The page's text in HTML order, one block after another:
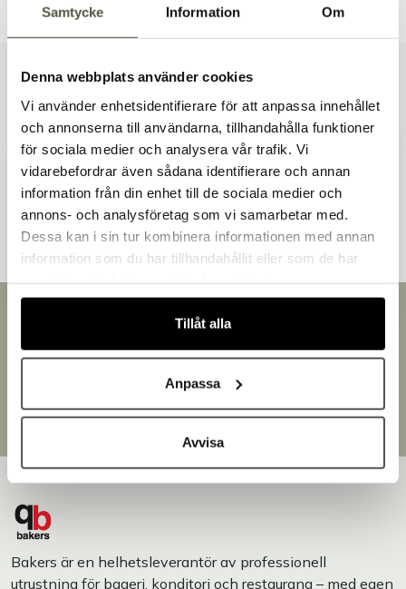
Samtycke Information Om
Denna webbplats använder cookies
Vi använder enhetsidentifierare för att anpassa innehållet
och annonserna till användarna, tillhandahålla funktioner
för sociala medier och analysera vår trafik. Vi
vidarebefordrar även sådana identifierare och annan
information från din enhet till de sociala medier och
annons- och analysföretag som vi samarbetar med.
Dessa kan i sin tur kombinera informationen med annan
information som du har tillhandahållit eller som de har
Tillåt alla
Anpassa
Avvisa
Liknande produkter
Andra kunder tittade även på
Brett sortiment
Över 30 000 produkter
Designat och tillverkat i Småland
Bakers är en helhetsleverantör av professionell
utrustning för bageri, konditori och restaurang – med egen
Välkommen till Bakers!
Handlar du som företag eller privatperson?
Fortsätt som privatperson